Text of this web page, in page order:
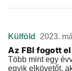
Külföld 2023.
Az FBI fogott
Több mint egy
egyik elkövetőt,